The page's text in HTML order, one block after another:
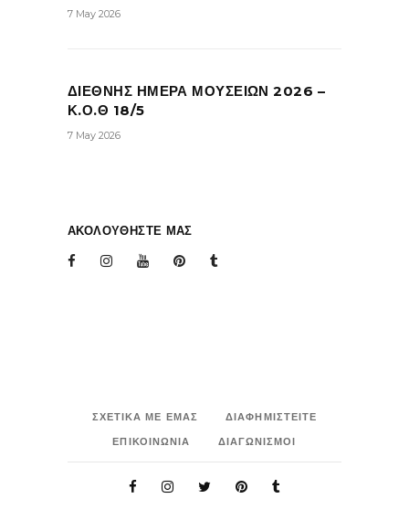
7 May 2026
ΔΙΕΘΝΗΣ ΗΜΕΡΑ ΜΟΥΣΕΙΩΝ 2026 –
Κ.Ο.Θ 18/5
7 May 2026
ΑΚΟΛΟΥΘΗΣΤΕ ΜΑΣ
ΣΧΕΤΙΚΑ ΜΕ ΕΜΑΣ
ΔΙΑΦΗΜΙΣΤΕΙΤΕ
ΕΠΙΚΟΙΝΩΝΙΑ
ΔΙΑΓΩΝΙΣΜΟΙ